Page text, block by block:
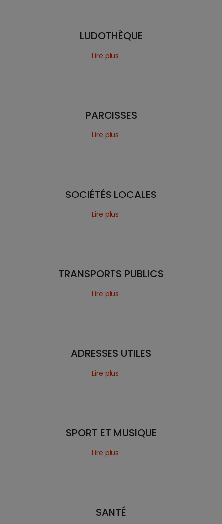
LUDOTHÈQUE
Lire plus
PAROISSES
Lire plus
SOCIÉTÉS LOCALES
Lire plus
TRANSPORTS PUBLICS
Lire plus
ADRESSES UTILES
Lire plus
SPORT ET MUSIQUE
Lire plus
SANTÉ